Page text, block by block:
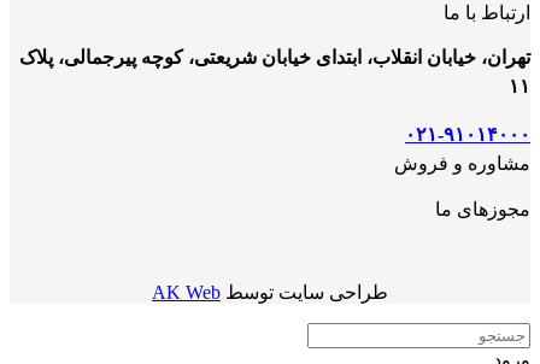
ارتباط با ما
تهران، خیابان انقلاب، ابتدای خیابان شریعتی، کوچه پیرجمالی، پلاک
۱۱
۰۲۱-۹۱۰۱۴۰۰۰
مشاوره و فروش
مجوزهای ما
طراحی سایت توسط AK Web